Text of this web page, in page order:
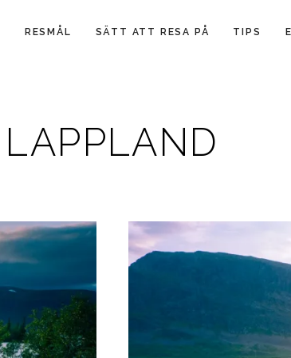
RESMÅL SÄTT ATT RESA PÅ TIPS
LAPPLAND